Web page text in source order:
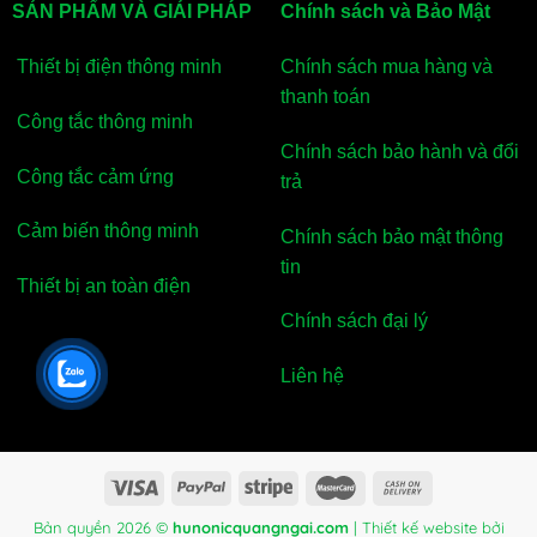
SẢN PHẨM VÀ GIẢI PHÁP
Thiết bị điện thông minh
Công tắc thông minh
Công tắc cảm ứng
Cảm biến thông minh
Thiết bị an toàn điện
Chính sách và Bảo Mật
Chính sách mua hàng và
thanh toán
Chính sách bảo hành và đổi
trả
Chính sách bảo mật thông
tin
Chính sách đại lý
Liên hệ
Bản quyền 2026 © hunonicquangngai.com| Thiết kế website bởi